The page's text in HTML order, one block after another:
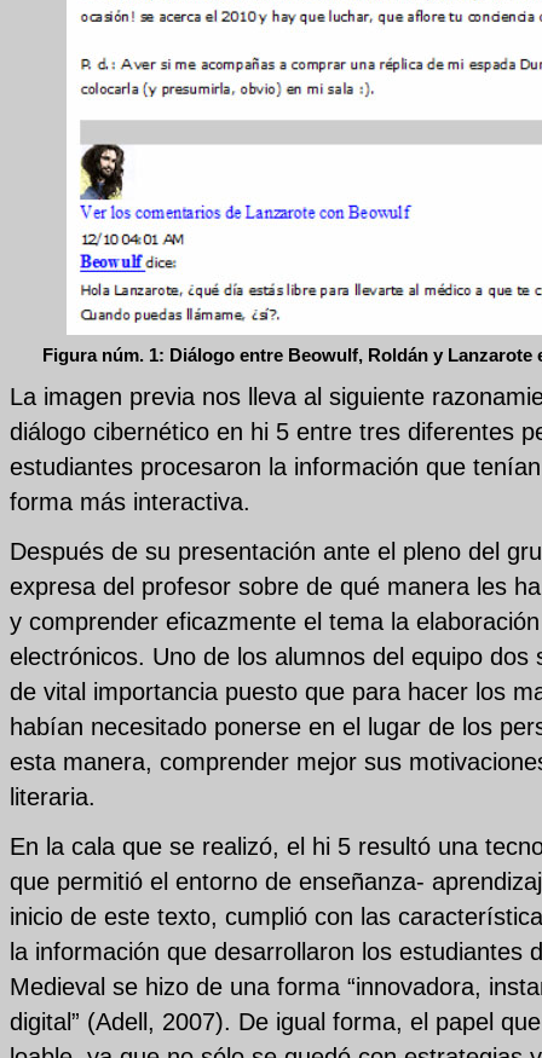
Figura núm. 1: Diálogo entre Beowulf, Roldán y Lanzarote
La imagen previa nos lleva al siguiente
diálogo cibernético en hi 5 entre tres diferentes
estudiantes procesaron la información que
forma más interactiva.
Después de su presentación ante el pleno del
expresa del profesor sobre de qué manera les
y comprender eficazmente el tema la
electrónicos. Uno de los alumnos del equipo dos
de vital importancia puesto que para hacer los
habían necesitado ponerse en el lugar de los
esta manera, comprender mejor sus
literaria.
En la cala que se realizó, el hi 5 resultó una
que permitió el entorno de enseñanza-
inicio de este texto, cumplió con las
la información que desarrollaron los estudiantes
Medieval se hizo de una forma “innovadora,
digital” (Adell, 2007). De igual forma, el papel